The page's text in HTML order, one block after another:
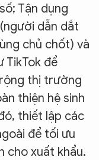
Tận dụng
dẫn dắt
chủ chốt) và
TikTok để
thị trường
thiện hệ sinh
thiết lập các
để tối ưu
cho xuất khẩu.